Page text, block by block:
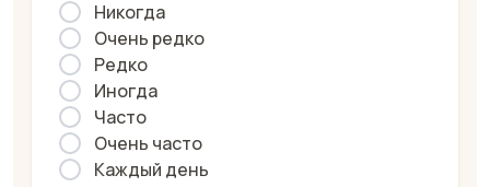
Никогда
Очень редко
Редко
Иногда
Часто
Очень часто
Каждый день